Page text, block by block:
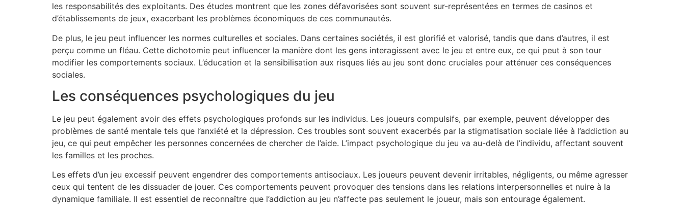
les responsabilités des exploitants. Des études montrent que les zones défavorisées sont souvent sur-représentées en termes de casinos et
d’établissements de jeux, exacerbant les problèmes économiques de ces communautés.
De plus, le jeu peut influencer les normes culturelles et sociales. Dans certaines sociétés, il est glorifié et valorisé, tandis que dans d’autres, il est
perçu comme un fléau. Cette dichotomie peut influencer la manière dont les gens interagissent avec le jeu et entre eux, ce qui peut à son tour
modifier les comportements sociaux. L’éducation et la sensibilisation aux risques liés au jeu sont donc cruciales pour atténuer ces conséquences
sociales.
Les conséquences psychologiques du jeu
Le jeu peut également avoir des effets psychologiques profonds sur les individus. Les joueurs compulsifs, par exemple, peuvent développer des
problèmes de santé mentale tels que l’anxiété et la dépression. Ces troubles sont souvent exacerbés par la stigmatisation sociale liée à l’addiction au
jeu, ce qui peut empêcher les personnes concernées de chercher de l’aide. L’impact psychologique du jeu va au-delà de l’individu, affectant souvent
les familles et les proches.
Les effets d’un jeu excessif peuvent engendrer des comportements antisociaux. Les joueurs peuvent devenir irritables, négligents, ou même agresser
ceux qui tentent de les dissuader de jouer. Ces comportements peuvent provoquer des tensions dans les relations interpersonnelles et nuire à la
dynamique familiale. Il est essentiel de reconnaître que l’addiction au jeu n’affecte pas seulement le joueur, mais son entourage également.